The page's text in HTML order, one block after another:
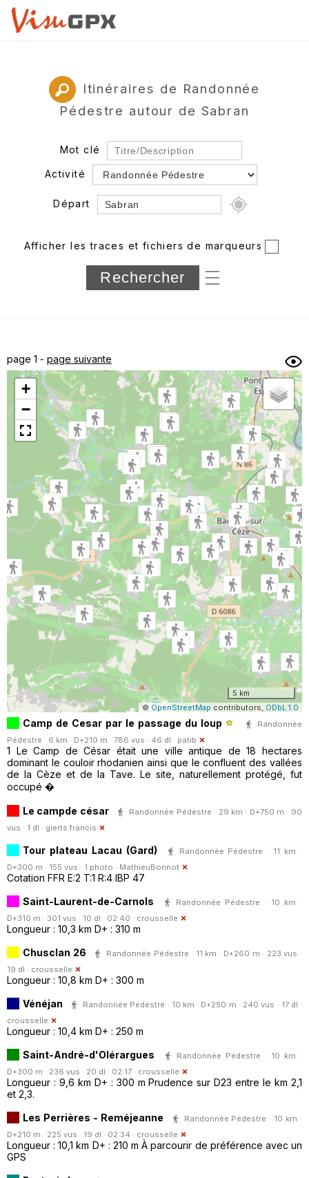
Itinéraires de Randonnée
Pédestre autour de Sabran
Mot clé
Activité
Départ
Département
Longueur min/max
sous-dossiers
Trier par
Horodatage Photos
Afficher les traces et fichiers de marqueurs
page 1 - page suivante
+
−
5 km
© OpenStreetMap contributors, ODbL 1.0
Camp de Cesar par le passage du loup
Randonnée
Pédestre · 6 km · D+210 m · 786 vus · 46 dl · patib
1 Le Camp de César était une ville antique de 18 hectares
dominant le couloir rhodanien ainsi que le confluent des vallées
de la Cèze et de la Tave. Le site, naturellement protégé, fut
occupé �
Le campde césar
Randonnée Pédestre · 29 km · D+750 m · 90
vus · 1 dl · gierts.francis
Tour plateau Lacau (Gard)
Randonnée Pédestre · 11 km ·
D+300 m · 155 vus · 1 photo · MathieuBonnot
Cotation FFR E:2 T:1 R:4 IBP 47
Saint-Laurent-de-Carnols
Randonnée Pédestre · 10 km ·
D+310 m · 301 vus · 10 dl · 02:40 · crousselle
Longueur : 10,3 km D+ : 310 m
Chusclan 26
Randonnée Pédestre · 11 km · D+260 m · 223 vus ·
19 dl · crousselle
Longueur : 10,8 km D+ : 300 m
Vénéjan
Randonnée Pédestre · 10 km · D+250 m · 240 vus · 17 dl ·
crousselle
Longueur : 10,4 km D+ : 250 m
Saint-André-d'Olérargues
Randonnée Pédestre · 10 km ·
D+300 m · 236 vus · 20 dl · 02:17 · crousselle
Longueur : 9,6 km D+ : 300 m Prudence sur D23 entre le km 2,1
et 2,3.
Les Perrières - Reméjeanne
Randonnée Pédestre · 10 km ·
D+210 m · 225 vus · 19 dl · 02:34 · crousselle
Longueur : 10,1 km D+ : 210 m À parcourir de préférence avec un
GPS